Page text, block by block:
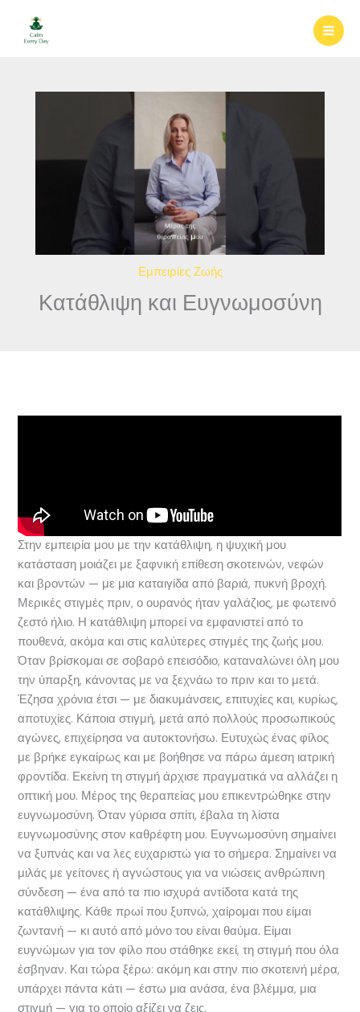
περιεχόμενο
Εμπειρίες Ζωής
Κατάθλιψη και Ευγνωμοσύνη
Στην εμπειρία μου με την κατάθλιψη, η ψυχική μου
κατάσταση μοιάζει με ξαφνική επίθεση σκοτεινών, νεφών
και βροντών — με μια καταιγίδα από βαριά, πυκνή βροχή.
Μερικές στιγμές πριν, ο ουρανός ήταν γαλάζιος, με φωτεινό
ζεστό ήλιο. Η κατάθλιψη μπορεί να εμφανιστεί από το
πουθενά, ακόμα και στις καλύτερες στιγμές της ζωής μου.
Όταν βρίσκομαι σε σοβαρό επεισόδιο, καταναλώνει όλη μου
την ύπαρξη, κάνοντας με να ξεχνάω το πριν και το μετά.
Έζησα χρόνια έτσι — με διακυμάνσεις, επιτυχίες και, κυρίως,
αποτυχίες. Κάποια στιγμή, μετά από πολλούς προσωπικούς
αγώνες, επιχείρησα να αυτοκτονήσω. Ευτυχώς ένας φίλος
με βρήκε εγκαίρως και με βοήθησε να πάρω άμεση ιατρική
φροντίδα. Εκείνη τη στιγμή άρχισε πραγματικά να αλλάζει η
οπτική μου. Μέρος της θεραπείας μου επικεντρώθηκε στην
ευγνωμοσύνη. Όταν γύρισα σπίτι, έβαλα τη λίστα
ευγνωμοσύνης στον καθρέφτη μου. Ευγνωμοσύνη σημαίνει
να ξυπνάς και να λες ευχαριστώ για το σήμερα. Σημαίνει να
μιλάς με γείτονες ή αγνώστους για να νιώσεις ανθρώπινη
σύνδεση — ένα από τα πιο ισχυρά αντίδοτα κατά της
κατάθλιψης. Κάθε πρωί που ξυπνώ, χαίρομαι που είμαι
ζωντανή — κι αυτό από μόνο του είναι θαύμα. Είμαι
ευγνώμων για τον φίλο που στάθηκε εκεί, τη στιγμή που όλα
έσβηναν. Και τώρα ξέρω: ακόμη και στην πιο σκοτεινή μέρα,
υπάρχει πάντα κάτι — έστω μια ανάσα, ένα βλέμμα, μια
στιγμή — για το οποίο αξίζει να ζεις.